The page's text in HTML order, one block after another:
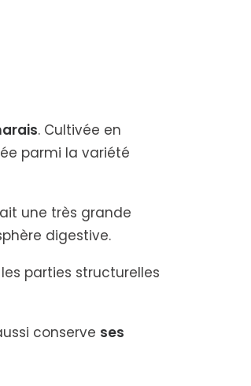
. Cultivée en
parmi la variété
une très grande
digestive.
parties structurelles
conserve ses